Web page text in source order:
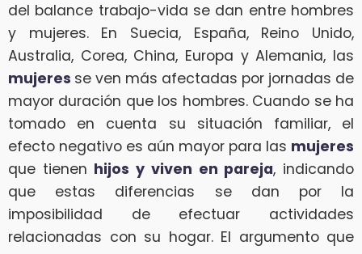
del balance trabajo-vida se dan entre hombres
y mujeres. En Suecia, España, Reino Unido,
Australia, Corea, China, Europa y Alemania, las
mujeres se ven más afectadas por jornadas de
mayor duración que los hombres. Cuando se ha
tomado en cuenta su situación familiar, el
efecto negativo es aún mayor para las mujeres
que tienen hijos y viven en pareja, indicando
que estas diferencias se dan por la
imposibilidad de efectuar actividades
relacionadas con su hogar. El argumento que